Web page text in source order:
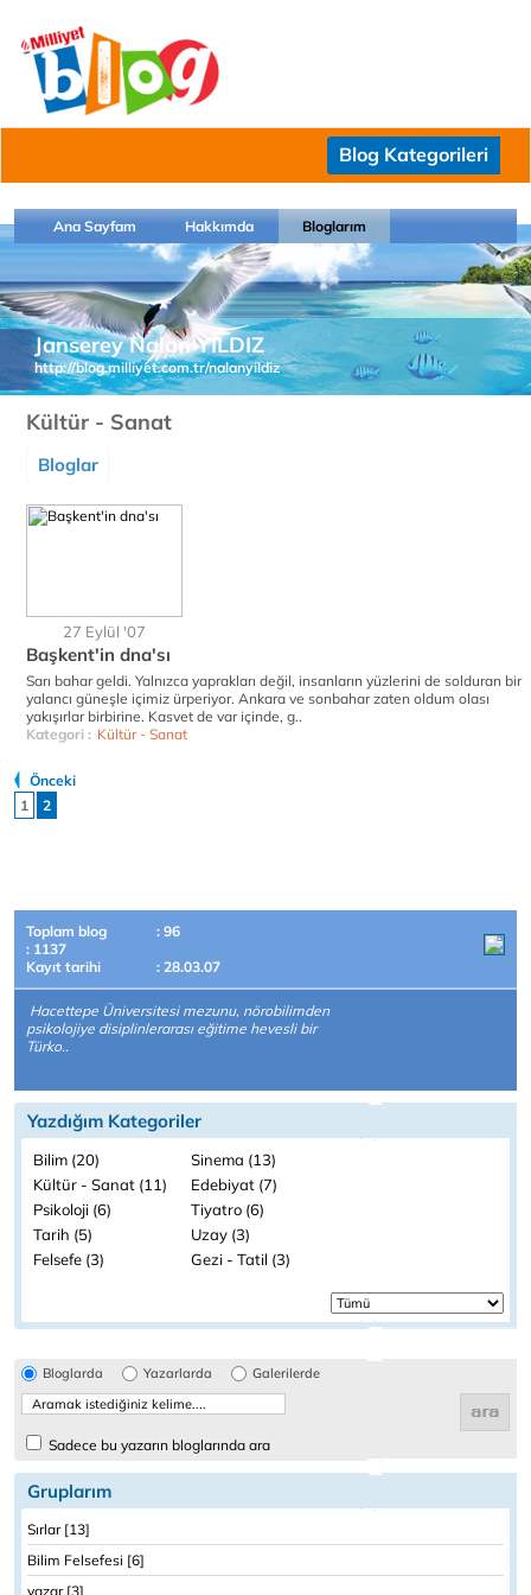
Blog Kategorileri
Ana Sayfam Hakkımda Bloglarım
Janserey Nalan YILDIZ
http://blog.milliyet.com.tr/nalanyildiz
Kültür - Sanat
Bloglar
27 Eylül '07
Başkent'in dna'sı
Sarı bahar geldi. Yalnızca yaprakları değil, insanların yüzlerini de solduran bir
yalancı güneşle içimiz ürperiyor. Ankara ve sonbahar zaten oldum olası
yakışırlar birbirine. Kasvet de var içinde, g..
Kategori : Kültür - Sanat
Önceki
1
2
Toplam blog
: 96
: 1137
Kayıt tarihi
: 28.03.07
Hacettepe Üniversitesi mezunu, nörobilimden
psikolojiye disiplinlerarası eğitime hevesli bir
Türko..
Yazdığım Kategoriler
Bilim (20)
Sinema (13)
Kültür - Sanat (11)
Edebiyat (7)
Psikoloji (6)
Tiyatro (6)
Tarih (5)
Uzay (3)
Felsefe (3)
Gezi - Tatil (3)
Bloglarda Yazarlarda Galerilerde
Sadece bu yazarın bloglarında ara
Gruplarım
Sırlar [13]
Bilim Felsefesi [6]
yazar [3]